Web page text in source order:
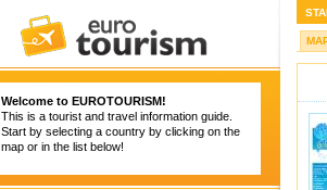
Welcome to EUROTOURISM!
This is a tourist and travel information guide.
Start by selecting a country by clicking on the
map or in the list below!